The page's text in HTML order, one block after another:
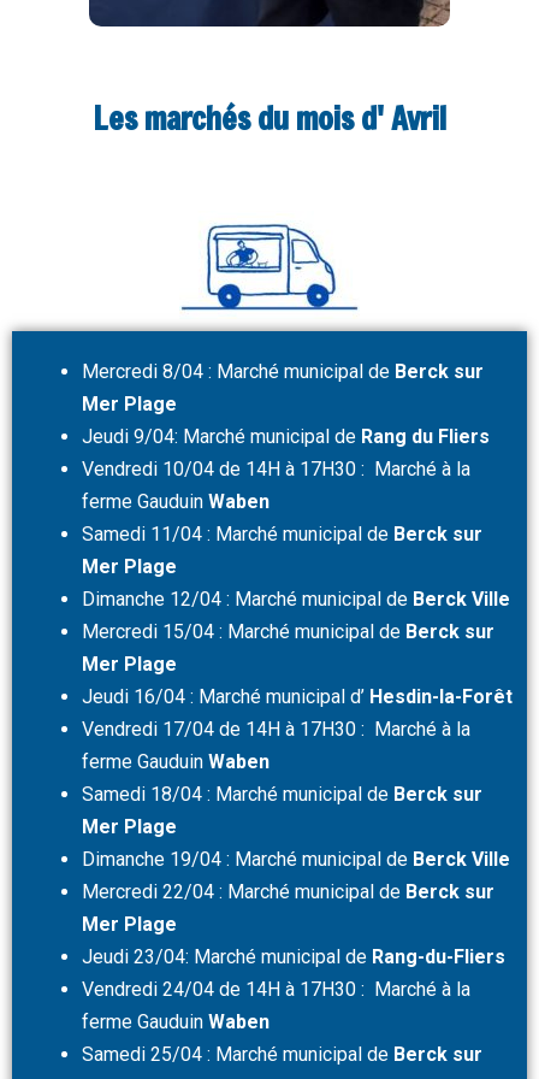
Les marchés du mois d' Avril
Mercredi 8/04 : Marché municipal de Berck sur
Mer Plage
Jeudi 9/04: Marché municipal de Rang du Fliers
Vendredi 10/04 de 14H à 17H30 : Marché à la
ferme Gauduin Waben
Samedi 11/04 : Marché municipal de Berck sur
Mer Plage
Dimanche 12/04 : Marché municipal de Berck Ville
Mercredi 15/04 : Marché municipal de Berck sur
Mer Plage
Jeudi 16/04 : Marché municipal d’ Hesdin-la-Forêt
Vendredi 17/04 de 14H à 17H30 : Marché à la
ferme Gauduin Waben
Samedi 18/04 : Marché municipal de Berck sur
Mer Plage
Dimanche 19/04 : Marché municipal de Berck Ville
Mercredi 22/04 : Marché municipal de Berck sur
Mer Plage
Jeudi 23/04: Marché municipal de Rang-du-Fliers
Vendredi 24/04 de 14H à 17H30 : Marché à la
ferme Gauduin Waben
Samedi 25/04 : Marché municipal de Berck sur